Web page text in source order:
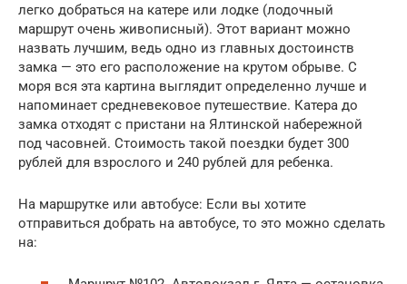
легко добраться на катере или лодке (лодочный
маршрут очень живописный). Этот вариант можно
назвать лучшим, ведь одно из главных достоинств
замка — это его расположение на крутом обрыве. С
моря вся эта картина выглядит определенно лучше и
напоминает средневековое путешествие. Катера до
замка отходят с пристани на Ялтинской набережной
под часовней. Стоимость такой поездки будет 300
рублей для взрослого и 240 рублей для ребенка.
На маршрутке или автобусе: Если вы хотите
отправиться добрать на автобусе, то это можно сделать
на: